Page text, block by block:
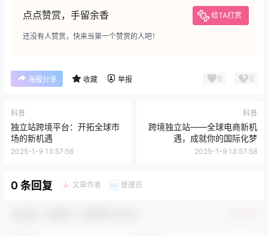
点点赞赏，手留余香 给TA打赏
还没有人赞赏，快来当第一个赞赏的人吧！
海报分享 收藏 举报 0 0
科普
独立站跨境平台：开拓全球市
场的新机遇
2025-1-9 13:57:56
科普
跨境独立站——全球电商新机
遇，成就你的国际化梦
2025-1-9 13:57:58
0 条回复 A 文章作者 M 管理员